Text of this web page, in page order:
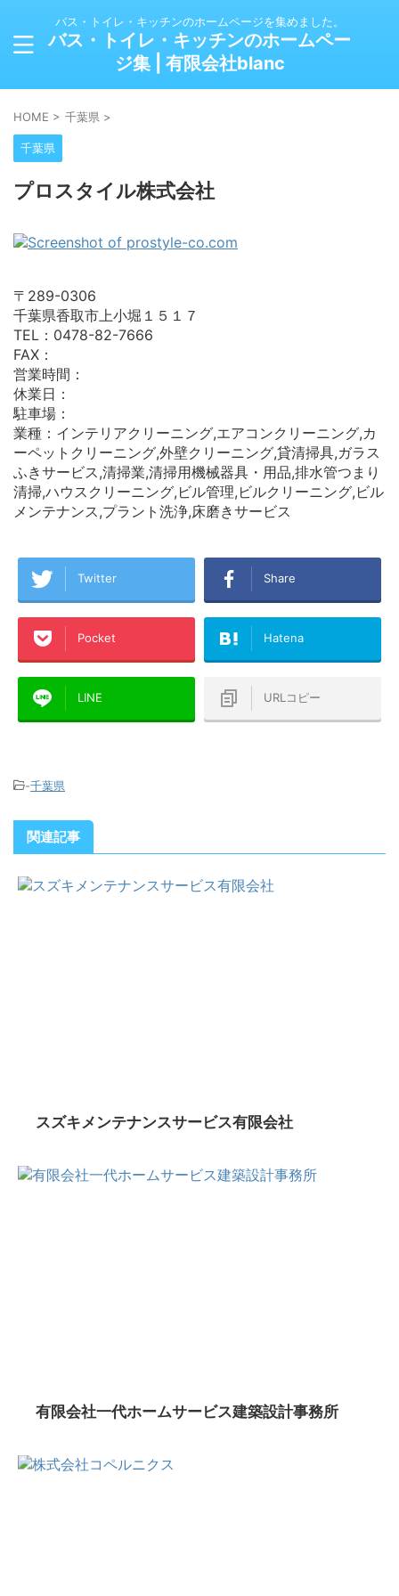
バス・トイレ・キッチンのホームページを集めました。
バス・トイレ・キッチンのホームペー
ジ集 | 有限会社blanc
HOME > 千葉県 >
千葉県
プロスタイル株式会社
〒289-0306
千葉県香取市上小堀１５１７
TEL：0478-82-7666
FAX：
営業時間：
休業日：
駐車場：
業種：インテリアクリーニング,エアコンクリーニング,カ
ーペットクリーニング,外壁クリーニング,貸清掃具,ガラス
ふきサービス,清掃業,清掃用機械器具・用品,排水管つまり
清掃,ハウスクリーニング,ビル管理,ビルクリーニング,ビル
メンテナンス,プラント洗浄,床磨きサービス
Twitter Share
Pocket Hatena
LINE URLコピー
-千葉県
関連記事
スズキメンテナンスサービス有限会社
有限会社一代ホームサービス建築設計事務所